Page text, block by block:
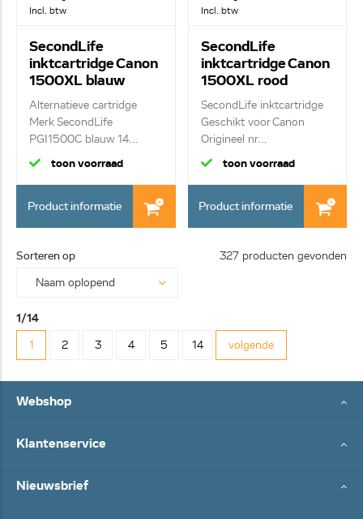
Incl. btw
SecondLife
inktcartridge Canon
1500XL blauw
Alternatieve cartridge
Merk SecondLife
PGI1500C blauw 14...
toon voorraad
Product informatie
Incl. btw
SecondLife
inktcartridge Canon
1500XL rood
CANPGI1500M
SecondLife inktcartridge
Geschikt voor Canon
Origineel nr...
toon voorraad
Product informatie
Sorteren op 327 producten gevonden
1/14
1
2 3 4 5 14 volgende
Webshop
Klantenservice
Nieuwsbrief